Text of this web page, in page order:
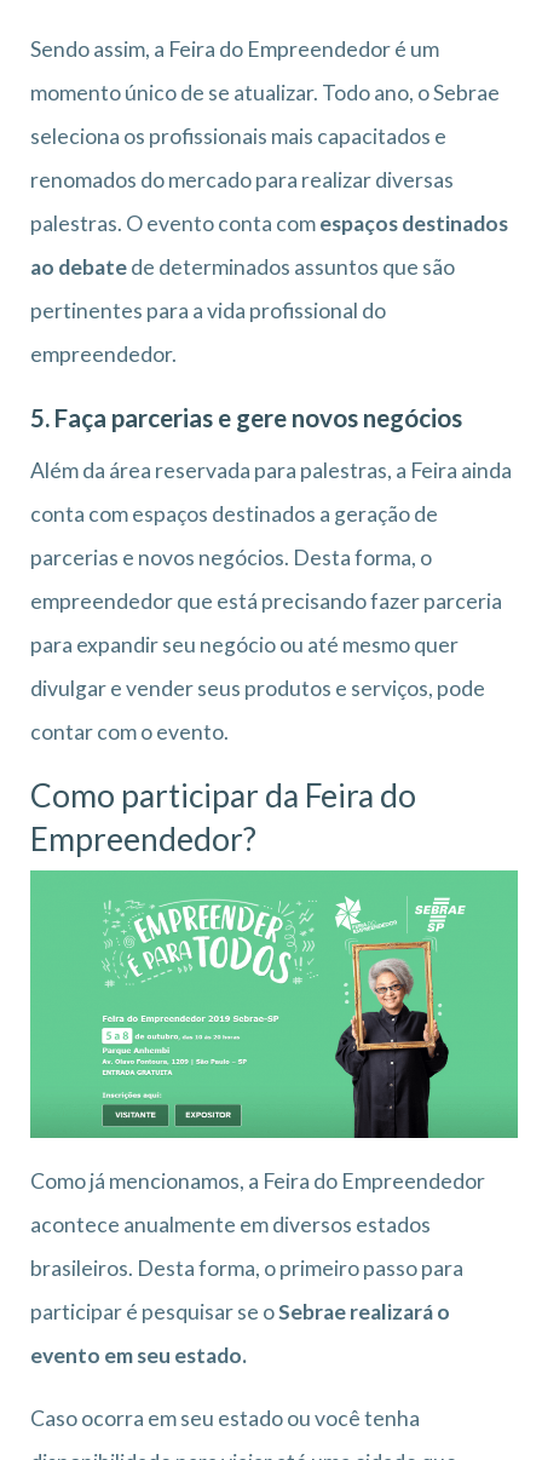
Sendo assim, a Feira do Empreendedor é um
momento único de se atualizar. Todo ano, o Sebrae
seleciona os profissionais mais capacitados e
renomados do mercado para realizar diversas
palestras. O evento conta comespaços destinados
ao debatede determinados assuntos que são
pertinentes para a vida profissional do
empreendedor.
5. Faça parcerias e gere novos negócios
Além da área reservada para palestras, a Feira ainda
conta com espaços destinados a geração de
parcerias e novos negócios. Desta forma, o
empreendedor que está precisando fazer parceria
para expandir seu negócio ou até mesmo quer
divulgar e vender seus produtos e serviços, pode
contar com o evento.
Como participar da Feira do
Empreendedor?
Como já mencionamos, a Feira do Empreendedor
acontece anualmente em diversos estados
brasileiros. Desta forma, o primeiro passo para
participar é pesquisar se oSebrae realizará o
evento em seu estado.
Caso ocorra em seu estado ou você tenha